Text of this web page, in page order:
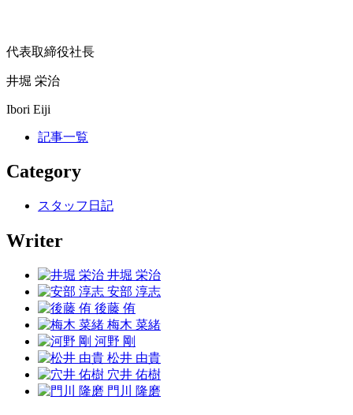
代表取締役社長
井堀 栄治
Ibori Eiji
記事一覧
Category
スタッフ日記
Writer
井堀 栄治
安部 淳志
後藤 侑
梅木 菜緒
河野 剛
松井 由貴
穴井 佑樹
門川 隆磨